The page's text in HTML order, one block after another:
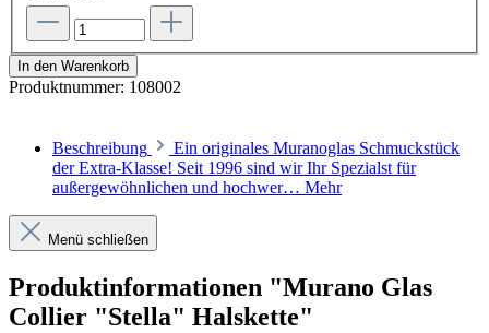
In den Warenkorb
Produktnummer: 108002
Beschreibung
Ein originales Muranoglas Schmuckstück
der Extra-Klasse! Seit 1996 sind wir Ihr Spezialst für
außergewöhnlichen und hochwer… Mehr
Menü schließen
Produktinformationen "Murano Glas
Collier "Stella" Halskette"